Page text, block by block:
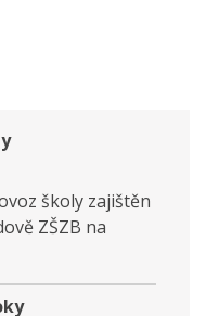
školy zajištěn
ZŠZB na